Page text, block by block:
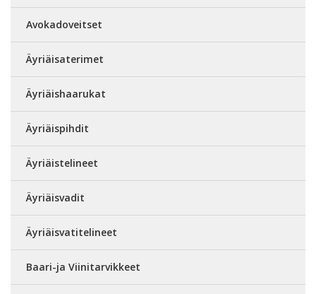
Avokadoveitset
Äyriäisaterimet
Äyriäishaarukat
Äyriäispihdit
Äyriäistelineet
Äyriäisvadit
Äyriäisvatitelineet
Baari-ja Viinitarvikkeet